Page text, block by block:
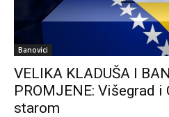
Banovici
VELIKA KLADUŠA I
PROMJENE: Višegrad i
starom